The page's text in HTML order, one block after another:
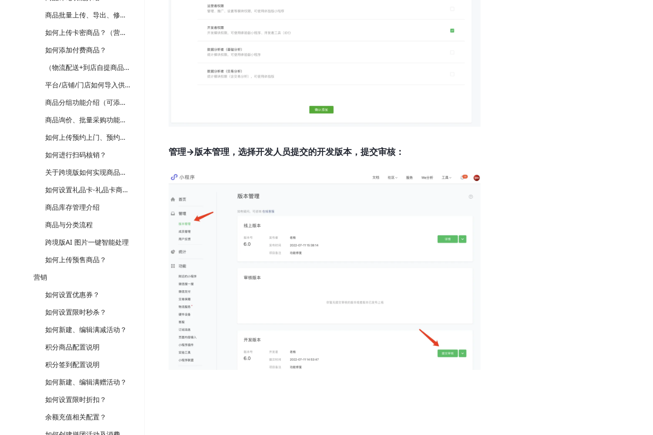
商品批量上传、导出、修改功能介绍
如何上传卡密商品？（营销-电子卡券）
如何添加付费商品？
（物流配送+到店自提商品）如何上传普通商品？
平台/店铺/门店如何导入供应商商品？（跨境、供应商、多门店版本适用）
商品分组功能介绍（可添加新品、热销、分类等分组，装修可选择商品分组分类）
商品询价、批量采购功能介绍（跨境、供应商、企业批发版本）
如何上传预约上门、预约到店商品？
如何进行扫码核销？
关于跨境版如何实现商品详情多语言翻译维护？
如何设置礼品卡-礼品卡商品？
商品库存管理介绍
商品与分类流程
跨境版AI 图片一键智能处理
如何上传预售商品？
营销
如何设置优惠券？
如何设置限时秒杀？
如何新建、编辑满减活动？
积分商品配置说明
积分签到配置说明
如何新建、编辑满赠活动？
如何设置限时折扣？
余额充值相关配置？
管理->版本管理，选择开发人员提交的开发版本，提交审核：